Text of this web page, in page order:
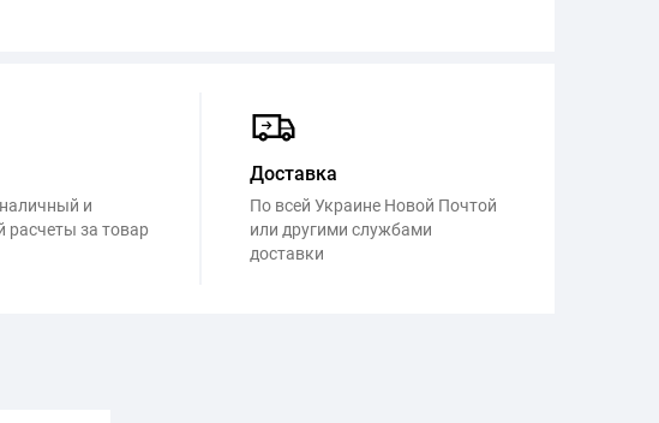
и
расчеты за товар
Доставка
По всей Украине Новой Почтой
или другими службами
доставки